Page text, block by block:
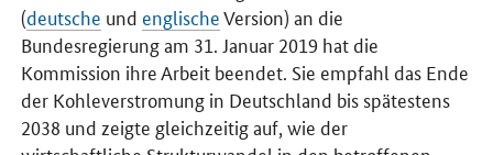
(deutsche und englischeVersion) an die
Bundesregierung am 31. Januar 2019 hat die
Kommission ihre Arbeit beendet. Sie empfahl das Ende
der Kohleverstromung in Deutschland bis spätestens
2038 und zeigte gleichzeitig auf, wie der